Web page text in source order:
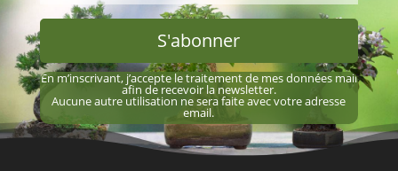
S'abonner
En m’inscrivant, j’accepte le traitement de mes données mail
afin de recevoir la newsletter.
Aucune autre utilisation ne sera faite avec votre adresse
email.